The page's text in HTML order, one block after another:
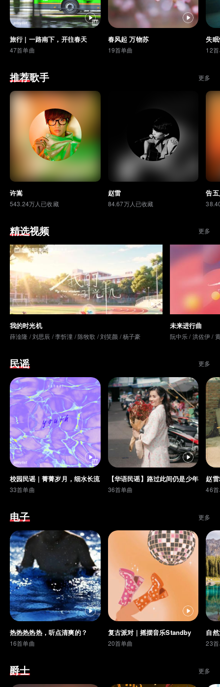
旅行 | 一路南下，开往春天
47首单曲
春风起 万物苏
19首单曲
失
12
推荐歌手 更多
许嵩
543.24万人已收藏
赵雷
84.67万人已收藏
告
精选视频 更多
我的时光机
薛淦隆 /刘思辰 /李忻潼 /陈牧歌 /刘笑颜 /杨子豪
未来进行曲
阮中乐/洪佐伊/
民谣 更多
校园民谣 | 菁菁岁月，细水长流
33首单曲
【华语民谣】路过此间仍是少年
36首单曲
赵
46
电子 更多
热热热热热，听点清爽的？
16首单曲
复古派对 | 摇摆音乐Standby
20首单曲 23
爵士 更多